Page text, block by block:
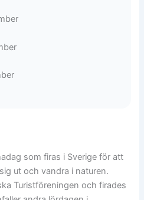
som firas i Sverige för att
ut och vandra i naturen.
Turistföreningen och firades